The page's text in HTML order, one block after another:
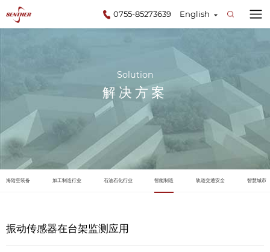
English
0755-85273639
Solution
解决方案
海陆空装备 加工制造行业 石油石化行业 智能制造 轨道交通安全 智慧城市
振动传感器在台架监测应用